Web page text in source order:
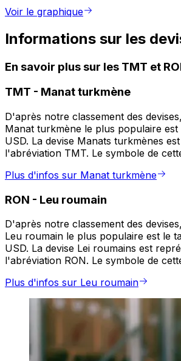
Voir le graphique
Informations sur les
En savoir plus sur les TMT et
TMT - Manat turkmène
D'après notre classement des
Manat turkmène le plus populaire
USD. La devise Manats turkmènes
l'abréviation TMT. Le symbole de
Plus d'infos sur Manat turkmène
RON - Leu roumain
D'après notre classement des
Leu roumain le plus populaire est le
USD. La devise Lei roumains est
l'abréviation RON. Le symbole de
Plus d'infos sur Leu roumain